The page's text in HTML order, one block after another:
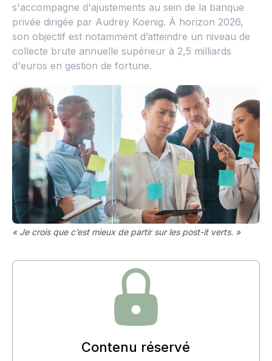
s'accompagne d'ajustements au sein de la banque
privée dirigée par Audrey Koenig. À horizon 2026,
son objectif est notamment d’atteindre un niveau de
collecte brute annuelle supérieur à 2,5 milliards
d'euros en gestion de fortune.
« Je crois que c’est mieux de partir sur les post-it verts. »
Contenu réservé